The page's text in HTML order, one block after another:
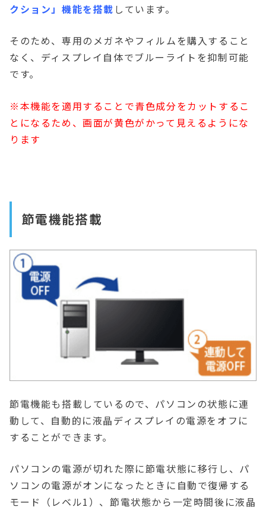
クション」機能を搭載 しています。
そのため、専用のメガネやフィルムを購入すること
なく、ディスプレイ自体でブルーライトを抑制可能
です。
※本機能を適用することで青色成分をカットするこ
とになるため、画面が黄色がかって見えるようにな
ります
節電機能搭載
節電機能も搭載しているので、パソコンの状態に連
動して、自動的に液晶ディスプレイの電源をオフに
することができます。
パソコンの電源が切れた際に節電状態に移行し、パ
ソコンの電源がオンになったときに自動で復帰する
モード（レベル1）、節電状態から一定時間後に液晶